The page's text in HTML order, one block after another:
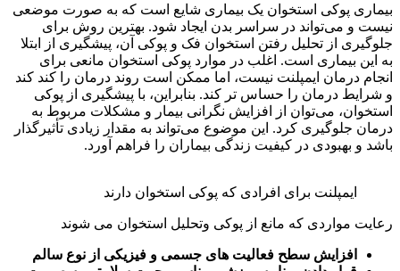
بیماری پوکی استخوان یک بیماری شایع است که به صورت موضعی
نیست و می‌تواند در سراسر بدن ایجاد شود. بهترین روش برای
جلوگیری از تحلیل رفتن استخوان فک و پوکی آن، پیشگیری از ابتلا
به این بیماری است. اغلب در موارد پوکی استخوان مانعی برای
انجام درمان ایمپلنت نیست، اما ممکن است روند درمان را کند کند
و شرایط درمان را حساس تر کند. بنابراین، با پیشگیری از پوکی
استخوان، می‌توان از افزایش نگرانی بیمار و مشکلات مربوط به
درمان جلوگیری کرد. این موضوع می‌تواند به مقدار زیادی تأثیرگذار
باشد و بهبودی در کیفیت زندگی بیماران را فراهم آورد.
ایمپلنت برای افرادی که پوکی استخوان دارند
رعایت مواردی که مانع از پوکی وتحلیل استخوان می شوند
افزایش سطح فعالیت های جسمی و فیزیکی از نوع سالم